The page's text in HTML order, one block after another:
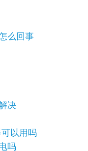
么回事
决
以用吗
吗